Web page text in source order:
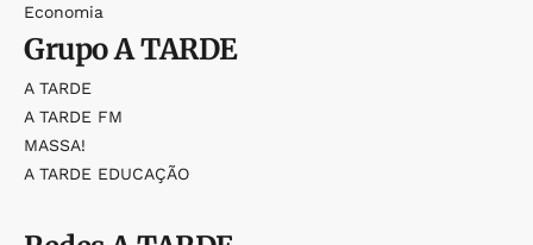
Economia
GrupoA TARDE
A TARDE
A TARDE FM
MASSA!
A TARDE EDUCAÇÃO